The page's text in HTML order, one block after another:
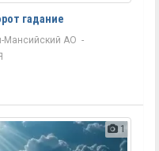
гадание
Мансийский АО -
1